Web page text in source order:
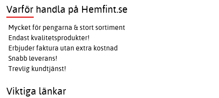
Varför handla på Hemfint.se
Mycket för pengarna & stort sortiment
Endast kvalitetsprodukter!
Erbjuder faktura utan extra kostnad
Snabb leverans!
Trevlig kundtjänst!
Viktiga länkar